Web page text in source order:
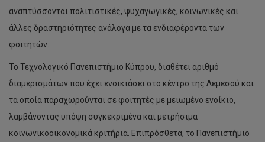
αναπτύσσονται πολιτιστικές, ψυχαγωγικές, κοινωνικές και
άλλες δραστηριότητες ανάλογα με τα ενδιαφέροντα των
φοιτητών.
Το Τεχνολογικό Πανεπιστήμιο Κύπρου, διαθέτει αριθμό
διαμερισμάτων που έχει ενοικιάσει στο κέντρο της Λεμεσού και
τα οποία παραχωρούνται σε φοιτητές με μειωμένο ενοίκιο,
λαμβάνοντας υπόψη συγκεκριμένα και μετρήσιμα
κοινωνικοοικονομικά κριτήρια. Επιπρόσθετα, το Πανεπιστήμιο